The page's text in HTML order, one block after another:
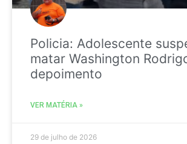
Policia: Adolescente
matar Washington
depoimento
VER MATÉRIA »
29 de julho de 2026